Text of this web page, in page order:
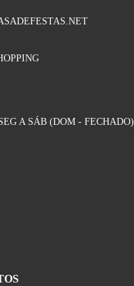
A SÁB (DOM - FECHADO)